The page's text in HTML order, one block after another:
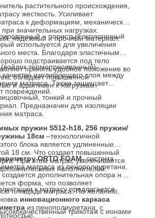
растительного происхождения,
жесткость. Усиливает
к деформациям, механическим
значительных нагрузках.
надежный и прочный материал.
используется для увеличения
места. Благодаря эластичным
подстраивается под тело
принять удобное положение во
обладает повышенной
и адаптивен к нагрузкам.
качестве изолирующего слоя между
матраса. Также защищает
повреждений.
тонкий и прочный
Предназначен для изоляции
матраса.
пружин S512-h18, 256 пружин/
18см –технологичной
блока является удлиненные
18 см. Что создает повышенный
При этом матрас увеличивается
наполнителей.
ORTO FOAM- система
матраса из пенополиуретана.
дополнительная опора на
форма, что позволяет
площадь матраса. По желанию,
инновационного каркаса
к матрасу предлагается
трикотаж с ионами